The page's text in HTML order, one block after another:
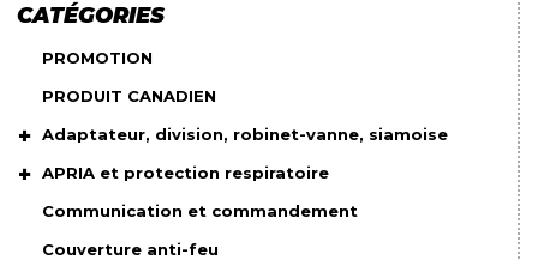
CATÉGORIES
PROMOTION
PRODUIT CANADIEN
Adaptateur, division, robinet-vanne, siamoise
APRIA et protection respiratoire
Communication et commandement
Couverture anti-feu